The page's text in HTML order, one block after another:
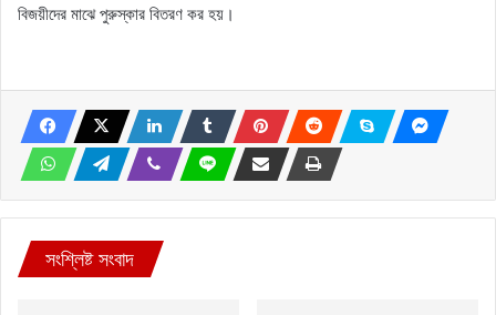
বিজয়ীদের মাঝে পুরুস্কার বিতরণ কর হয়।
সংশ্লিষ্ট সংবাদ